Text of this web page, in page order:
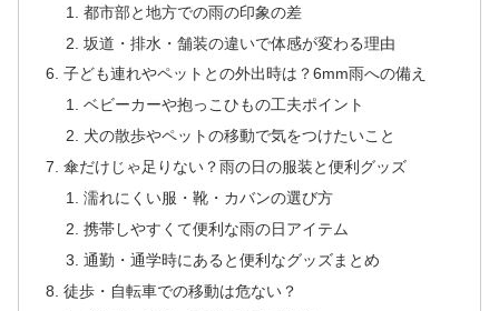
都市部と地方での雨の印象の差
坂道・排水・舗装の違いで体感が変わる理由
子ども連れやペットとの外出時は？6mm雨への備え
ベビーカーや抱っこひもの工夫ポイント
犬の散歩やペットの移動で気をつけたいこと
傘だけじゃ足りない？雨の日の服装と便利グッズ
濡れにくい服・靴・カバンの選び方
携帯しやすくて便利な雨の日アイテム
通勤・通学時にあると便利なグッズまとめ
徒歩・自転車での移動は危ない？